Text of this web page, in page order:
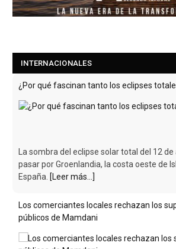
INTERNACIONALES
¿Por qué fascinan tanto los eclipses
La sombra del eclipse solar total del 12
pasar por Groenlandia, la costa oeste de
España. [Leer más...]
Los comerciantes locales rechazan los
públicos de Mamdani